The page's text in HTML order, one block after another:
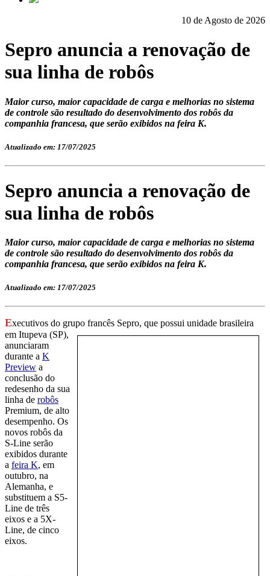
10 de Agosto de 2026
Sepro anuncia a renovação de
sua linha de robôs
Maior curso, maior capacidade de carga e melhorias no sistema
de controle são resultado do desenvolvimento dos robôs da
companhia francesa, que serão exibidos na feira K.
Atualizado em: 17/07/2025
Sepro anuncia a renovação de
sua linha de robôs
Maior curso, maior capacidade de carga e melhorias no sistema
de controle são resultado do desenvolvimento dos robôs da
companhia francesa, que serão exibidos na feira K.
Atualizado em: 17/07/2025
Executivos do grupo francês Sepro, que possui unidade brasileira
em Itupeva (SP),
anunciaram
durante a K
Preview a
conclusão do
redesenho da sua
linha de robôs
Premium, de alto
desempenho. Os
novos robôs da
S-Line serão
exibidos durante
a feira K, em
outubro, na
Alemanha, e
substituem a S5-
Line de três
eixos e a 5X-
Line, de cinco
eixos.